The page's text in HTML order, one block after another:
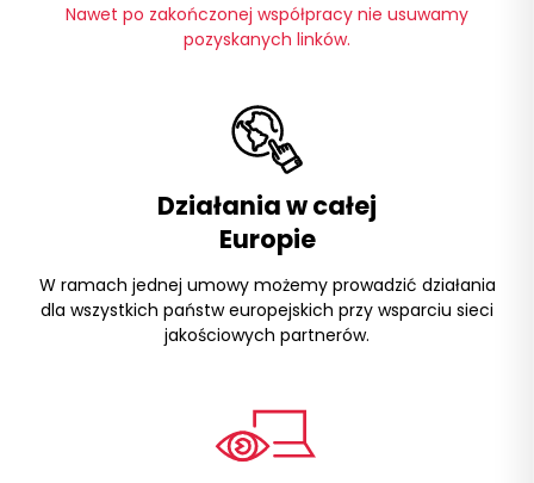
Nawet po zakończonej współpracy nie usuwamy
pozyskanych linków.
Działania w całej
Europie
W ramach jednej umowy możemy prowadzić działania
dla wszystkich państw europejskich przy wsparciu sieci
jakościowych partnerów.